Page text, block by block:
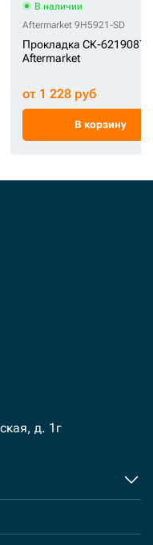
SD
В наличии
Aftermarket 9H5921-SD
Прокладка СК-6219087
Aftermarket
от 1 228 руб
В корзину
д. 1г